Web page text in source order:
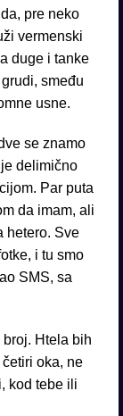
pre neko
vermenski
duge i tanke
smeđu
usne.
se znamo
delimično
Par puta
da imam, ali
hetero. Sve
i tu smo
SMS, sa
broj. Htela bih
oka, ne
kod tebe ili